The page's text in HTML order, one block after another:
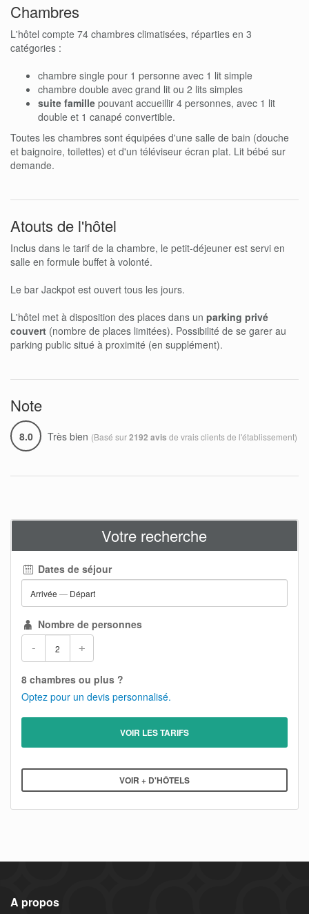
Chambres
L'hôtel compte 74 chambres climatisées, réparties en 3
catégories :
chambre single pour 1 personne avec 1 lit simple
chambre double avec grand lit ou 2 lits simples
suite famille pouvant accueillir 4 personnes, avec 1 lit
double et 1 canapé convertible.
Toutes les chambres sont équipées d'une salle de bain (douche
et baignoire, toilettes) et d'un téléviseur écran plat. Lit bébé sur
demande.
Atouts de l'hôtel
Inclus dans le tarif de la chambre, le petit-déjeuner est servi en
salle en formule buffet à volonté.
Le bar Jackpot est ouvert tous les jours.
L'hôtel met à disposition des places dans un parking privé
couvert (nombre de places limitées). Possibilité de se garer au
parking public situé à proximité (en supplément).
Note
8.0 Très bien (Basé sur2192 avis de vrais clients de l'établissement)
Votre recherche
Dates de séjour
Arrivée — Départ
Nombre de personnes
- +
8 chambres ou plus ?
Optez pour un devis personnalisé.
VOIR LES TARIFS
VOIR + D'HÔTELS
A propos